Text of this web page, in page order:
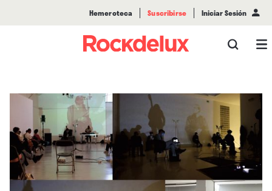
Hemeroteca Suscribirse Iniciar Sesión